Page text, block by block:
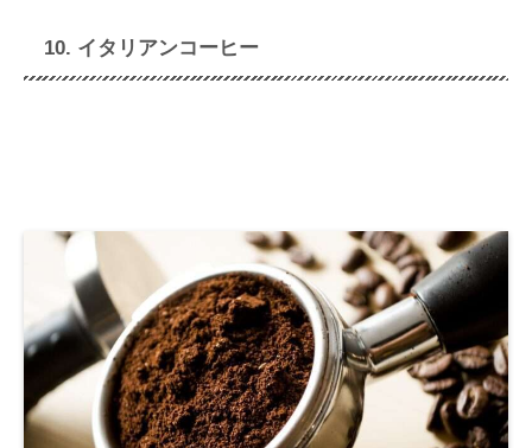
10. イタリアンコーヒー